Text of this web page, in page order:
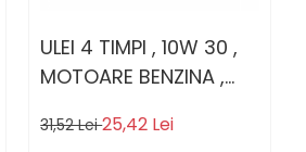
ULEI 4 TIMPI , 10W 30 ,
MOTOARE BENZINA ,
31,52 Lei25,42 Lei